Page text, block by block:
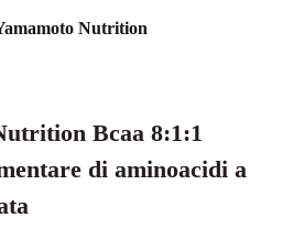
Nutrition
Bcaa 8:1:1
di aminoacidi a